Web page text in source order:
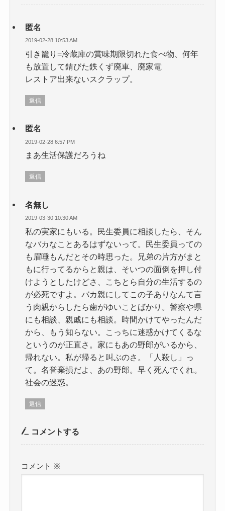
匿名
2019-02-28 10:53 AM
引き籠り=冷蔵庫の賞味期限切れた食べ物、何年
も放置して錆びた鉄くず廃車、廃家電
レストア出来ないスクラップ。
返信
匿名
2019-02-28 6:57 PM
まあ生活保護だろうね
返信
名無し
2019-03-30 10:30 AM
私の実家にもいる。民生委員に相談したら、そん
なバカなことあるはずないって。民生委員っての
も眉唾もんだとその時思った。兄弟の片方がまと
もに行ってるからと親は、そいつの面倒を押し付
けようとしたけどさ、こちとら自分の生活するの
が必死ですよ。バカ親にしてこの子ありなんて言
う肉親からしたら歯がゆいことばかり。警察や県
にも相談、親戚にも相談。時間かけてやったんだ
から、もう知らない。こっちに迷惑かけてくるな
というのが正直さ。家にもあの野郎がいるから、
帰れない。私が帰ると叫ぶのさ。「人殺し」っ
て。名誉棄損だよ、あの野郎。早く死んでくれ。
社会の迷惑。
返信
コメントする
コメント ※